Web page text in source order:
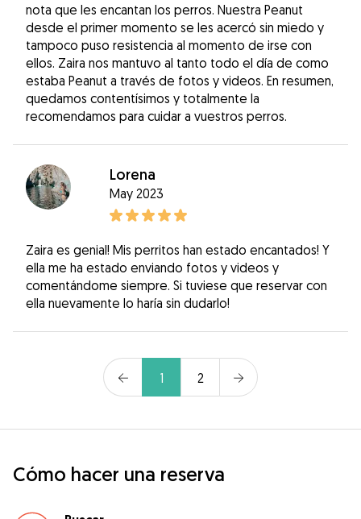
nota que les encantan los perros. Nuestra Peanut
desde el primer momento se les acercó sin miedo y
tampoco puso resistencia al momento de irse con
ellos. Zaira nos mantuvo al tanto todo el día de como
estaba Peanut a través de fotos y videos. En resumen,
quedamos contentísimos y totalmente la
recomendamos para cuidar a vuestros perros.
Lorena
May 2023
Zaira es genial! Mis perritos han estado encantados! Y
ella me ha estado enviando fotos y videos y
comentándome siempre. Si tuviese que reservar con
ella nuevamente lo haría sin dudarlo!
1 2
Cómo hacer una reserva